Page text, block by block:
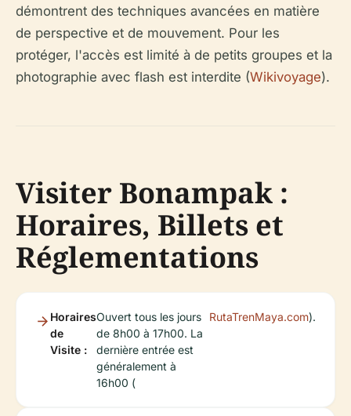
démontrent des techniques avancées en matière
de perspective et de mouvement. Pour les
protéger, l'accès est limité à de petits groupes et la
photographie avec flash est interdite (Wikivoyage).
Visiter Bonampak :
Horaires, Billets et
Réglementations
Horaires
de
Visite :
Ouvert tous les jours
de 8h00 à 17h00. La
dernière entrée est
généralement à
16h00 (
RutaTrenMaya.com).